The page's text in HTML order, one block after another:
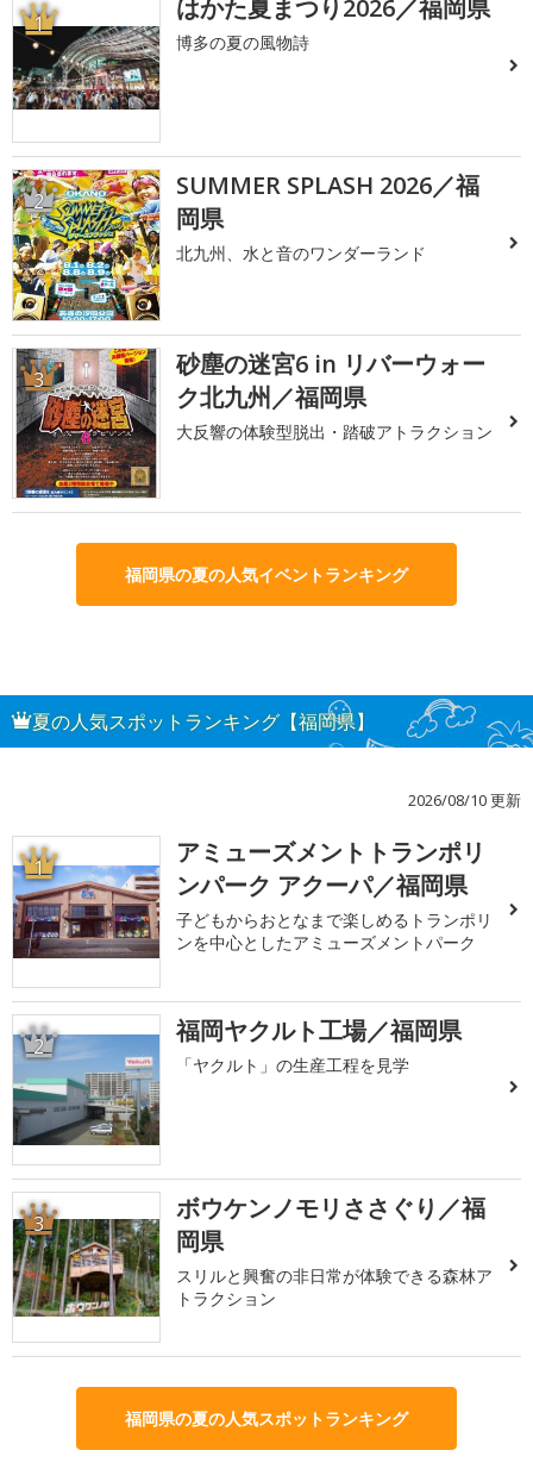
1 はかた夏まつり2026／福岡県
博多の夏の風物詩
2
SUMMER SPLASH 2026／福
岡県
北九州、水と音のワンダーランド
3
砂塵の迷宮6 in リバーウォー
ク北九州／福岡県
大反響の体験型脱出・踏破アトラクション
福岡県の夏の人気イベントランキング
夏の人気スポットランキング【福岡県】
2026/08/10 更新
1
アミューズメントトランポリ
ンパーク アクーパ／福岡県
子どもからおとなまで楽しめるトランポリ
ンを中心としたアミューズメントパーク
2 福岡ヤクルト工場／福岡県
「ヤクルト」の生産工程を見学
3
ボウケンノモリささぐり／福
岡県
スリルと興奮の非日常が体験できる森林ア
トラクション
福岡県の夏の人気スポットランキング